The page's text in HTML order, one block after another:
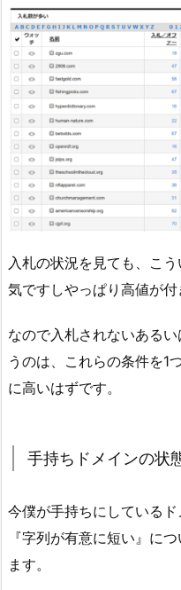
入札の状況を見ても、こ
気ですしやっぱり高値が付
なので入札されないある
うのは、これらの条件を1
に高いはずです。
手持ちドメインの状
今僕が手持ちにしている
『字列が有意に短い』に
ます。